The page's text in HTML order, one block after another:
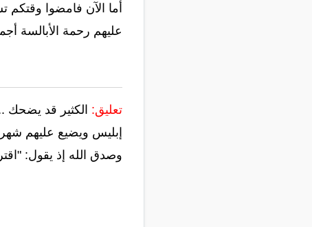
أما الآن فامضوا
عليهم رحمة الأبالسة
تعليق: الكثير قد يضحك
إبليس ويضيع عليهم
وصدق الله إذ يقول: